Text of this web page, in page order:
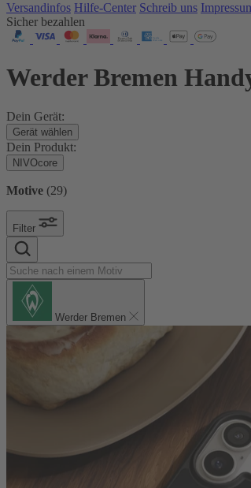
Versandinfos Hilfe-Center Schreib uns
Sicher bezahlen
Werder Bremen
Dein Gerät:
Gerät wählen
Dein Produkt:
NIVOcore
Motive (29)
Filter
Werder Bremen